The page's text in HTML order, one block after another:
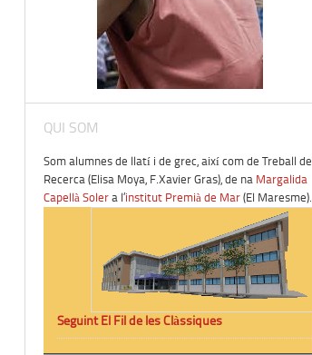
QUI SOM
Som alumnes de llatí i de grec, així com de Treball de
Recerca (Elisa Moya, F.Xavier Gras), de na Margalida
Capellà Soler a l’institut Premià de Mar (El Maresme).
Seguint El Fil de les Clàssiques